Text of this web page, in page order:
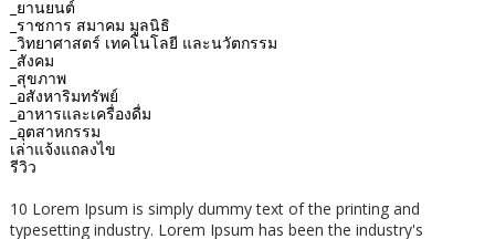
_ยานยนต์
_ราชการ สมาคม มูลนิธิ
_วิทยาศาสตร์ เทคโนโลยี และนวัตกรรม
_สังคม
_สุขภาพ
_อสังหาริมทรัพย์
_อาหารและเครื่องดื่ม
_อุตสาหกรรม
เล่าแจ้งแถลงไข
รีวิว
10 Lorem Ipsum is simply dummy text of the printing and
typesetting industry. Lorem Ipsum has been the industry's